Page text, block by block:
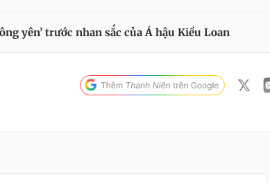
yên’ trước nhan sắc của Á hậu Kiều Loan